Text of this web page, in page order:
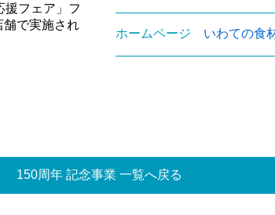
フェア」フ
舗で実施され
ホームページ いわての食
150周年 記念事業 一覧へ戻る